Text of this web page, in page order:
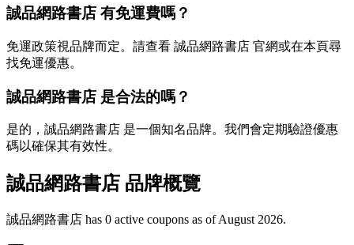
誠品網路書店 有免運費嗎？
免運政策視品牌而定。請查看 誠品網路書店 官網或在本頁尋
找免運優惠。
誠品網路書店 是合法的嗎？
是的，誠品網路書店 是一個知名品牌。我們會定期驗證優惠
碼以確保其有效性。
誠品網路書店 品牌概覽
誠品網路書店 has 0 active coupons as of August 2026.